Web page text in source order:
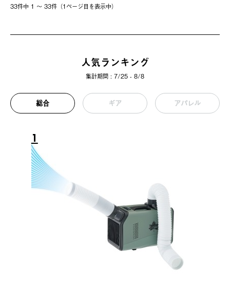
33件中 1 〜 33件（1ページ⽬を表⽰中）
人気ランキング
集計期間 : 7/25 - 8/8
総合 ギア アパレル
1